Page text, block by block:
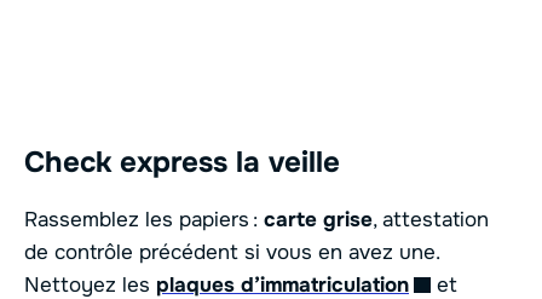
Check express la veille
Rassemblez les papiers : carte grise, attestation
de contrôle précédent si vous en avez une.
Nettoyez les plaques d’immatriculation
et